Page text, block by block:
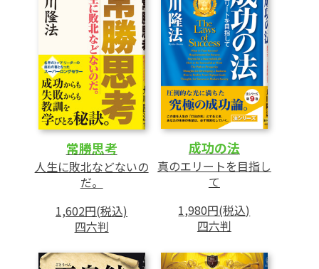
この世も霊界の一部
睡眠中の霊界体験
3 日本の底流にあるアニミズム
映画『もののけ姫』が描いた世界
日本に多い自然崇拝
価値観を教える高等宗教
4 素晴らしい光の世界
あの世は「思いがすべて」の世界
宗教が尊敬される国へ
常勝思考
人生に敗北などないの
だ。
1,602円(税込)
四六判
成功の法
真のエリートを目指し
て
1,980円(税込)
四六判